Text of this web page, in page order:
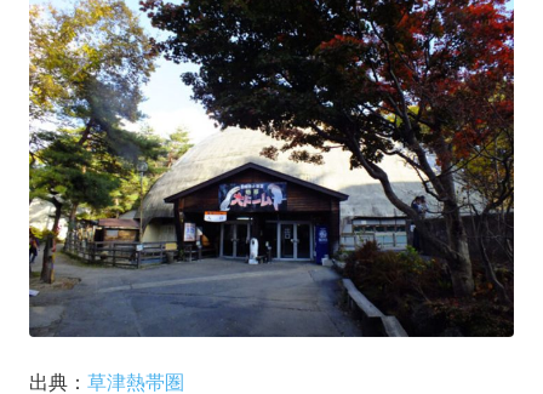
出典： 草津熱帯圏